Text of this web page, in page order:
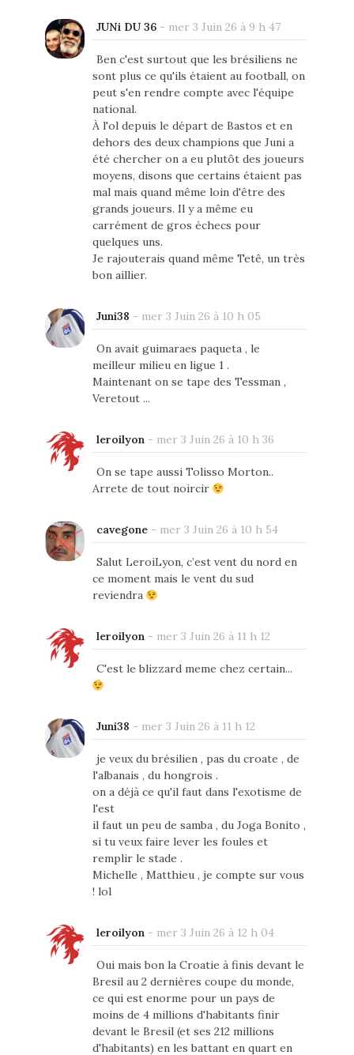
JUNi DU 36- mer 3 Juin 26 à 9 h 47
Ben c'est surtout que les brésiliens ne
sont plus ce qu'ils étaient au football, on
peut s'en rendre compte avec l'équipe
national.
À l'ol depuis le départ de Bastos et en
dehors des deux champions que Juni a
été chercher on a eu plutôt des joueurs
moyens, disons que certains étaient pas
mal mais quand même loin d'être des
grands joueurs. Il y a même eu
carrément de gros échecs pour
quelques uns.
Je rajouterais quand même Tetê, un très
bon aillier.
Juni38 - mer 3 Juin 26 à 10 h 05
On avait guimaraes paqueta , le
meilleur milieu en ligue 1 .
Maintenant on se tape des Tessman ,
Veretout ...
leroilyon- mer 3 Juin 26 à 10 h 36
On se tape aussi Tolisso Morton..
Arrete de tout noircir
cavegone- mer 3 Juin 26 à 10 h 54
Salut LeroiLyon, c’est vent du nord en
ce moment mais le vent du sud
reviendra
leroilyon- mer 3 Juin 26 à 11 h 12
C'est le blizzard meme chez certain...
Juni38 - mer 3 Juin 26 à 11 h 12
je veux du brésilien , pas du croate , de
l'albanais , du hongrois .
on a déjà ce qu'il faut dans l'exotisme de
l'est
il faut un peu de samba , du Joga Bonito ,
si tu veux faire lever les foules et
remplir le stade .
Michelle , Matthieu , je compte sur vous
! lol
leroilyon- mer 3 Juin 26 à 12 h 04
Oui mais bon la Croatie à finis devant le
Bresil au 2 dernières coupe du monde,
ce qui est enorme pour un pays de
moins de 4 millions d'habitants finir
devant le Bresil (et ses 212 millions
d'habitants) en les battant en quart en